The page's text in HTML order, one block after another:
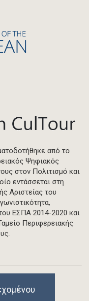
από το
Ψηφιακός
στον Πολιτισμό και
εντάσσεται στη
Αριστείας του
του ΕΣΠΑ 2014-2020 και
Περιφερειακής